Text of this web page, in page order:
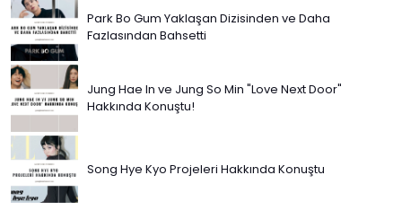
Park Bo Gum Yaklaşan Dizisinden ve Daha
Fazlasından Bahsetti
Jung Hae In ve Jung So Min "Love Next Door"
Hakkında Konuştu!
Song Hye Kyo Projeleri Hakkında Konuştu